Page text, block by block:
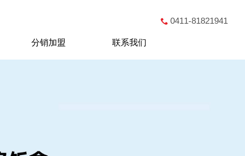
0411-81821941
分销加盟 联系我们